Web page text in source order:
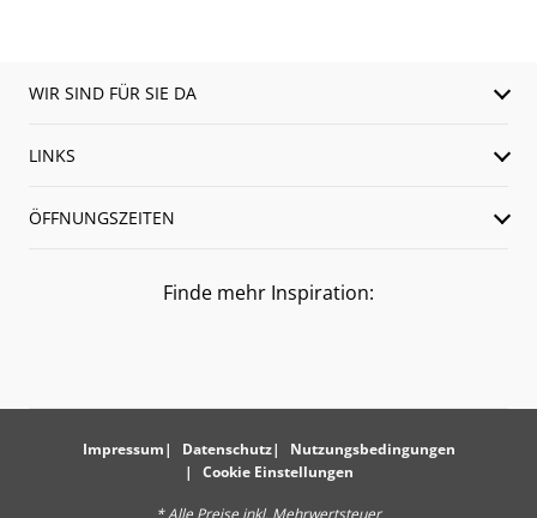
WIR SIND FÜR SIE DA
LINKS
ÖFFNUNGSZEITEN
Finde mehr Inspiration:
Impressum Datenschutz
Nutzungsbedingungen
Cookie Einstellungen
* Alle Preise inkl. Mehrwertsteuer